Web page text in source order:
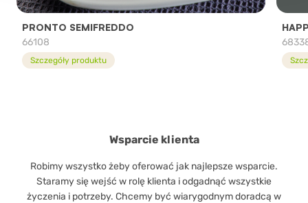
PRONTO SEMIFREDDO
66108
Szczegóły produktu
Wsparcie klienta
Robimy wszystko żeby oferować jak najlepsze wsparcie.
Staramy się wejść w rolę klienta i odgadnąć wszystkie
życzenia i potrzeby. Chcemy być wiarygodnym doradcą w